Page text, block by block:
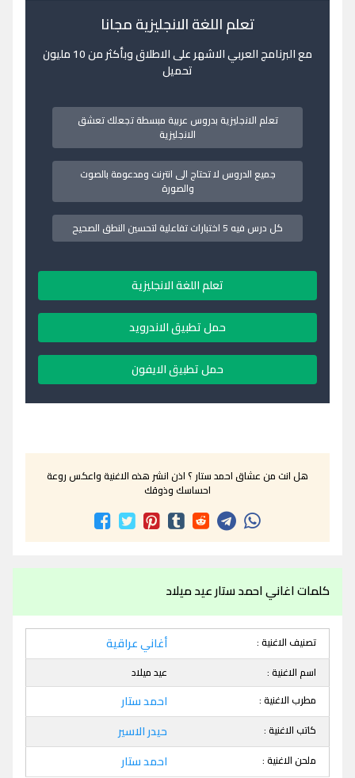
تعلم اللغة الانجليزية مجانا
مع البرنامج العربي الاشهر على الاطلاق وبأكثر من 10 مليون
تحميل
تعلم الانجليزية بدروس عربية مبسطة تجعلك تعشق
الانجليزية
جميع الدروس لا تحتاج الى انترنت ومدعومة بالصوت
والصورة
كل درس فيه 5 اختبارات تفاعلية لتحسين النطق الصحيح
تعلم اللغة الانجليزية
حمل تطبيق الاندرويد
حمل تطبيق الايفون
هل انت من عشاق احمد ستار ؟ اذن انشر هذه الاغنية واعكس روعة
احساسك وذوقك
كلمات اغاني احمد ستار عيد ميلاد
تصنيف الاغنية : أغاني عراقية
اسم الاغنية :
عيد ميلاد
مطرب الاغنية :
احمد ستار
كاتب الاغنية : حيدر الاسير
ملحن الاغنية : احمد ستار